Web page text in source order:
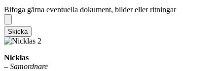
Bifoga gärna eventuella dokument, bilder eller ritningar
Skicka
Nicklas
– Samordnare